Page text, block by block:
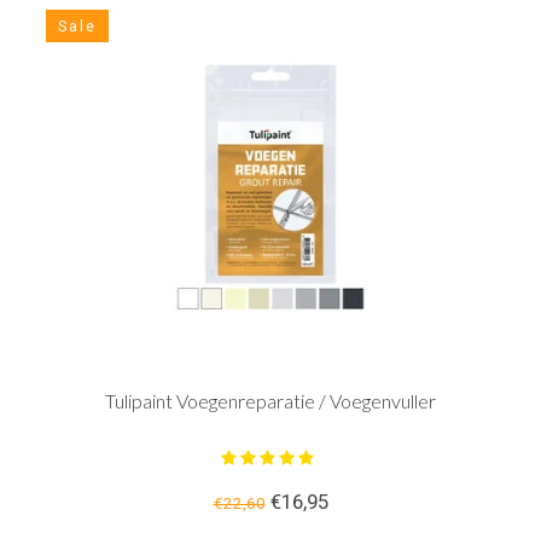
Sale
Tulipaint Voegenreparatie / Voegenvuller
€22,60€16,95